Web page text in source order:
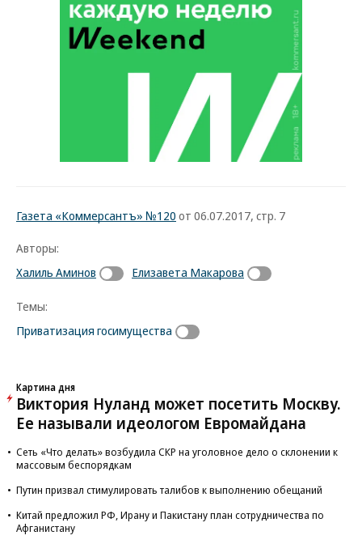
Газета «Коммерсантъ» №120 от 06.07.2017, стр. 7
Авторы:
Халиль Аминов
Елизавета Макарова
Темы:
Приватизация госимущества
Картина дня
Виктория Нуланд может посетить Москву.
Ее называли идеологом Евромайдана
Сеть «Что делать» возбудила СКР на уголовное дело о склонении к
массовым беспорядкам
Путин призвал стимулировать талибов к выполнению обещаний
Китай предложил РФ, Ирану и Пакистану план сотрудничества по
Афганистану